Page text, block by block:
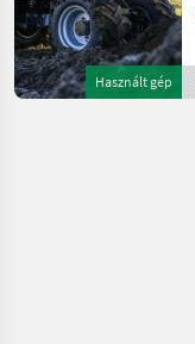
Használt gép